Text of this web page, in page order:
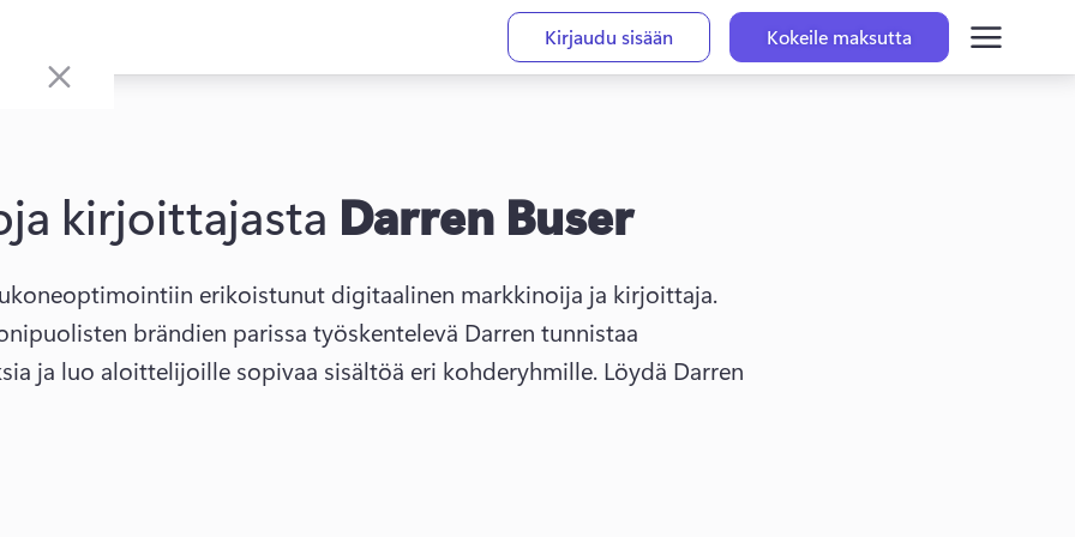
Kirjaudu sisään Kokeile maksutta
kirjoittajasta Darren Buser
brändien parissa työskentelevä Darren tunnistaa
ja luo aloittelijoille sopivaa sisältöä eri kohderyhmille. Löydä Darren
tab)